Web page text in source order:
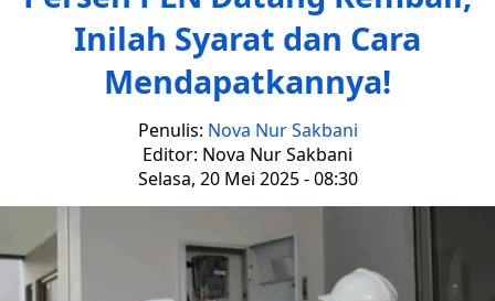
Inilah Syarat dan Cara
Mendapatkannya!
Penulis: Nova Nur Sakbani
Editor: Nova Nur Sakbani
Selasa, 20 Mei 2025 - 08:30